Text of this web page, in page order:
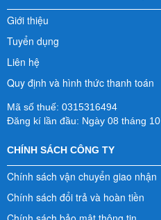
Giới thiệu
Tuyển dụng
Liên hệ
Quy định và hình thức thanh toán
Mã số thuế: 0315316494
Đăng kí lần đầu: Ngày 08 tháng
CHÍNH SÁCH CÔNG TY
Chính sách vận chuyển giao nhận
Chính sách đổi trả và hoàn tiền